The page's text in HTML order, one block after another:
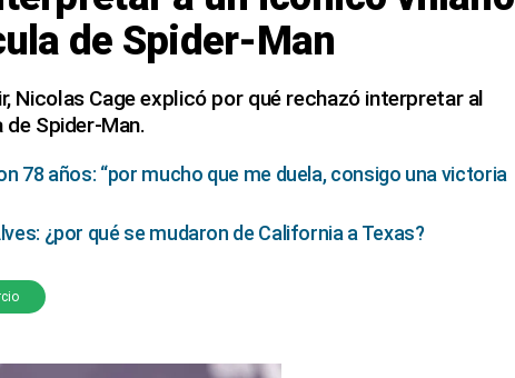
de Spider-Man
Nicolas Cage explicó por qué rechazó interpretar al
Spider-Man.
78 años: “por mucho que me duela, consigo una victoria
¿por qué se mudaron de California a Texas?